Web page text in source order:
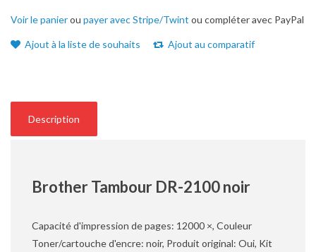
Voir le panierou payer avec Stripe/Twint ou compléter avec PayPal
Ajout à la liste de souhaits Ajout au comparatif
Description
Brother Tambour DR-2100 noir
Capacité d'impression de pages: 12000 ×, Couleur
Toner/cartouche d'encre: noir, Produit original: Oui, Kit